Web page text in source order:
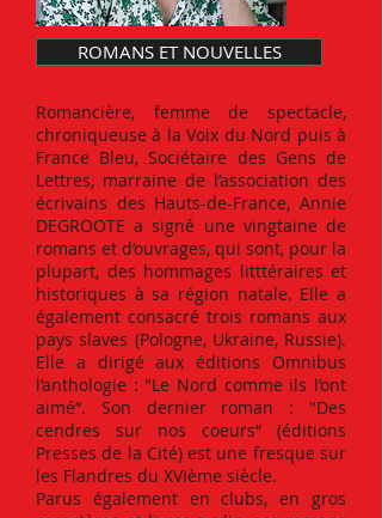
ROMANS ET NOUVELLES
Romancière, femme de spectacle,
chroniqueuse à la Voix du Nord puis à
France Bleu, Sociétaire des Gens de
Lettres, marraine de l’association des
écrivains des Hauts-de-France, Annie
DEGROOTE a signé une vingtaine de
romans et d’ouvrages, qui sont, pour la
plupart, des hommages litttéraires et
historiques à sa région natale. Elle a
également consacré trois romans aux
pays slaves (Pologne, Ukraine, Russie).
Elle a dirigé aux éditions Omnibus
l’anthologie : "Le Nord comme ils l’ont
aimé“. Son dernier roman : "Des
cendres sur nos coeurs“ (éditions
Presses de la Cité) est une fresque sur
les Flandres du XVIème siècle.
Parus également en clubs, en gros